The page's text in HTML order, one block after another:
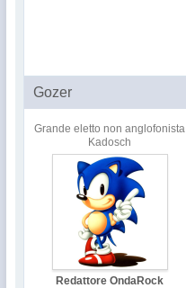
Gozer
Grande eletto non anglofonista
Kadosch
Redattore OndaRock